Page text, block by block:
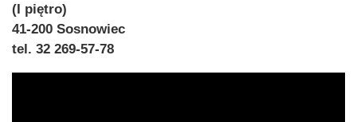
(I piętro)
41-200 Sosnowiec
tel. 32 269-57-78